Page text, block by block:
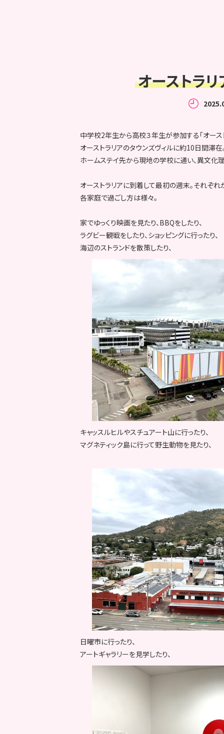
オーストラ
中学校2年生から高校３年生が参加する「オース
オーストラリアのタウンズヴィルに約10日間滞在
ホームステイ先から現地の学校に通い、異文化
オーストラリアに到着して最初の週末。それぞれ
各家庭で過ごし方は様々。
家でゆっくり映画を見たり、BBQをしたり、
ラグビー観戦をしたり、ショッピングに行ったり、
海辺のストランドを散策したり、
キャッスルヒルやスチュアート山に行ったり、
マグネティック島に行って野生動物を見たり、
日曜市に行ったり、
アートギャラリーを見学したり、